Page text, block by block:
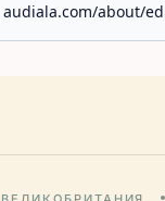
audiala.com/about/